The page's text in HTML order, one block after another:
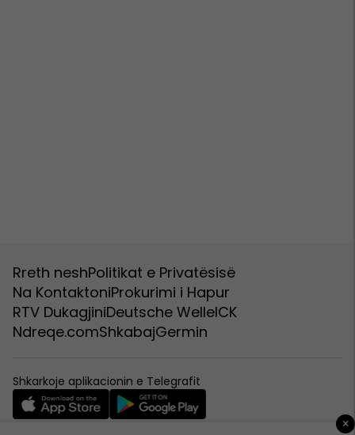
Rreth neshPolitikat e Privatësisë
Na KontaktoniProkurimi i Hapur
RTV DukagjiniDeutsche WelleICK
Ndreqe.comShkabajGermin
Shkarkoje aplikacionin e Telegrafit
×